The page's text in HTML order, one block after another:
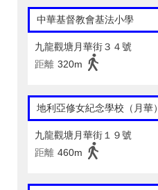
中華基督教會基法小學
九龍觀塘月華街３４號
距離 320m
地利亞修女紀念學校（月華）
九龍觀塘月華街１９號
距離 460m